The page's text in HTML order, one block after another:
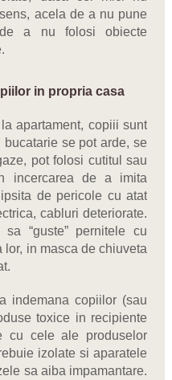
acela de a nu pune
a nu folosi obiecte
in propria casa
apartament, copiii sunt
se pot arde, se
pot folosi cutitul sau
incercarea de a imita
de pericole cu atat
cabluri deteriorate.
“guste” pernitele cu
in masca de chiuveta
indemana copiilor (sau
toxice in recipiente
cu cele ale produselor
izolate si aparatele
sa aiba impamantare.